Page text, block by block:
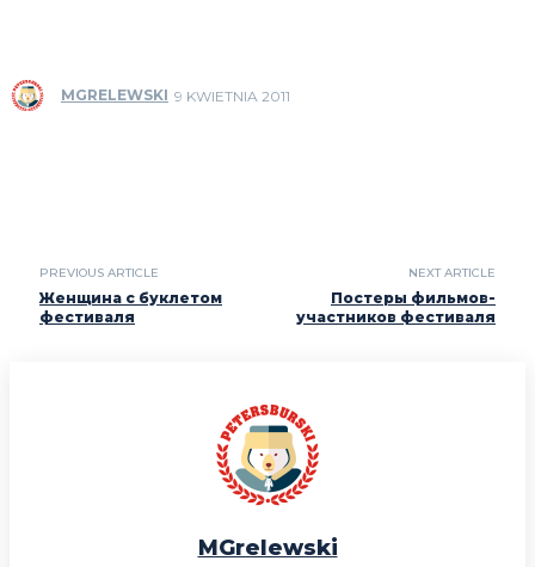
MGRELEWSKI 9 KWIETNIA 2011
PREVIOUS ARTICLE
Женщина с буклетом
фестиваля
NEXT ARTICLE
Постеры фильмов-
участников фестиваля
MGrelewski